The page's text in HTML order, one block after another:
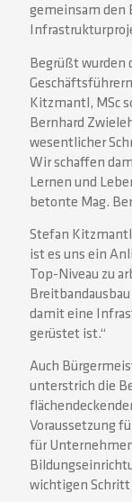
gemeinsam den
Begrüßt wurden
Kitzmantl, MSc
Bernhard
wesentlicher
Wir schaffen
Lernen und
betonte Mag.
Stefan
ist es uns ein
Top-Niveau zu
damit eine
gerüstet ist.“
Auch
unterstrich die
Voraussetzung
für
wichtigen Schritt